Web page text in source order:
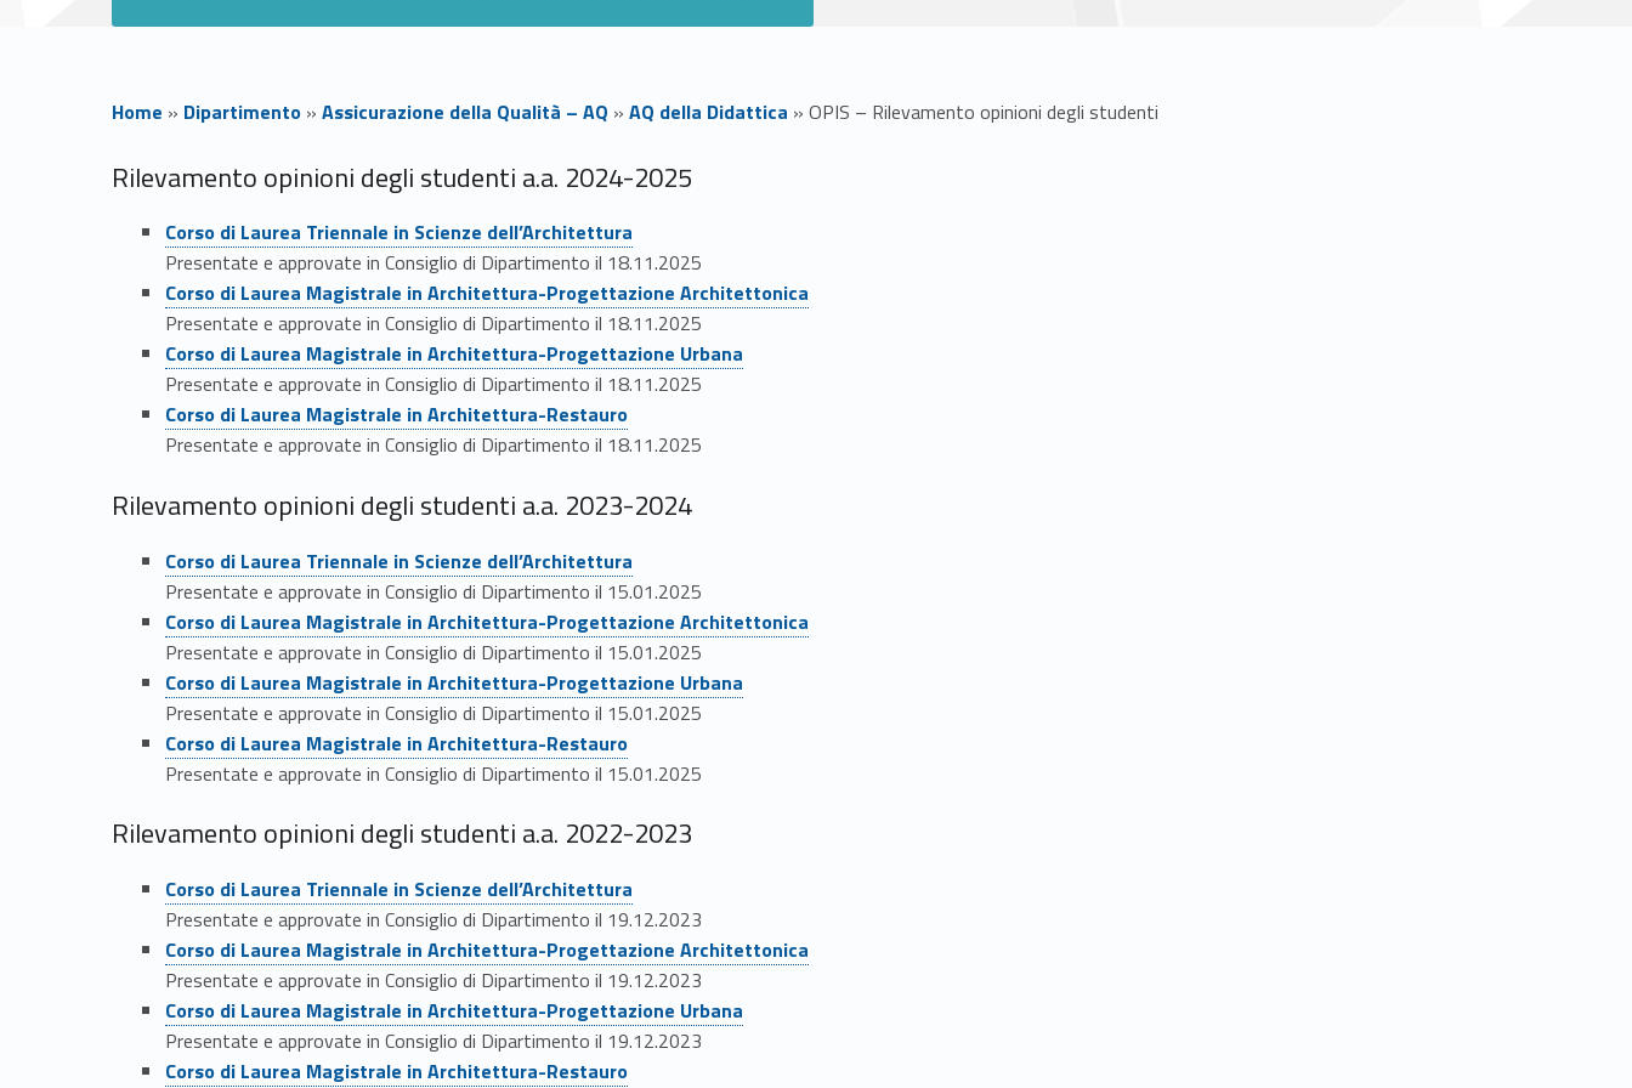
Home » Dipartimento » Assicurazione della Qualità – AQ » AQ della Didattica » OPIS – Rilevamento opinioni degli studenti
O
R
m
Rilevamento opinioni degli studenti a.a. 2024-2025
Link identifier #identifier__187377-1
Corso di Laurea Triennale in Scienze dell’Architettura
Presentate e approvate in Consiglio di Dipartimento il 18.11.2025
Link identifier #identifier__63711-2
Corso di Laurea Magistrale in Architettura-Progettazione Architettonica
Presentate e approvate in Consiglio di Dipartimento il 18.11.2025
Link identifier #identifier__170444-3
Corso di Laurea Magistrale in Architettura-Progettazione Urbana
Presentate e approvate in Consiglio di Dipartimento il 18.11.2025
Link identifier #identifier__28759-4
Corso di Laurea Magistrale in Architettura-Restauro
Presentate e approvate in Consiglio di Dipartimento il 18.11.2025
Rilevamento opinioni degli studenti a.a. 2023-2024
Link identifier #identifier__22149-5
Corso di Laurea Triennale in Scienze dell’Architettura
Presentate e approvate in Consiglio di Dipartimento il 15.01.2025
Link identifier #identifier__77869-6
Corso di Laurea Magistrale in Architettura-Progettazione Architettonica
Presentate e approvate in Consiglio di Dipartimento il 15.01.2025
Link identifier #identifier__20135-7
Corso di Laurea Magistrale in Architettura-Progettazione Urbana
Presentate e approvate in Consiglio di Dipartimento il 15.01.2025
Link identifier #identifier__21365-8
Corso di Laurea Magistrale in Architettura-Restauro
Presentate e approvate in Consiglio di Dipartimento il 15.01.2025
Rilevamento opinioni degli studenti a.a. 2022-2023
Link identifier #identifier__194490-9
Corso di Laurea Triennale in Scienze dell’Architettura
Presentate e approvate in Consiglio di Dipartimento il 19.12.2023
Link identifier #identifier__137897-10
Corso di Laurea Magistrale in Architettura-Progettazione Architettonica
Presentate e approvate in Consiglio di Dipartimento il 19.12.2023
Link identifier #identifier__19623-11
Corso di Laurea Magistrale in Architettura-Progettazione Urbana
Presentate e approvate in Consiglio di Dipartimento il 19.12.2023
Link identifier #identifier__63833-12
Corso di Laurea Magistrale in Architettura-Restauro